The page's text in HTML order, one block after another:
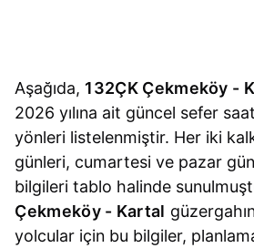
Aşağıda, 132ÇK Çekmeköy -
2026 yılına ait güncel sefer
yönleri listelenmiştir. Her iki
günleri, cumartesi ve pazar
bilgileri tablo halinde
Çekmeköy - Kartal
yolcular için bu bilgiler,